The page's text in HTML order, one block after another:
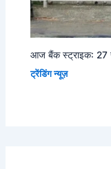
आज बैंक स्ट्राइक: 27
ट्रेंडिंग न्यूज़